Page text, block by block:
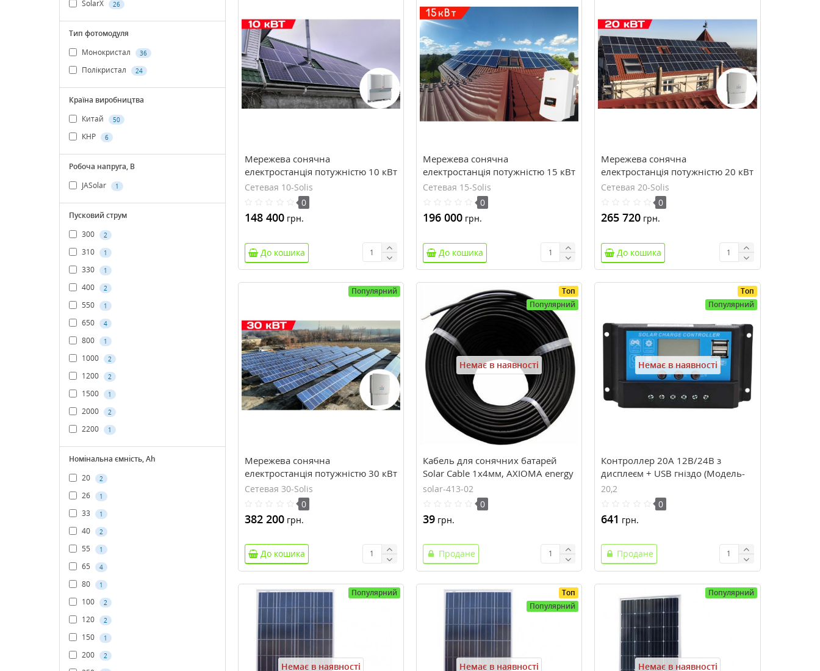
SolarX 26
Тип фотомодуля
Монокристал
36
Полікристал 24
Країна виробництва
Китай
50
КНР 6
Робоча напруга, В
JASolar
1
Пусковий струм
300
2
310 1
330 1
400 2
550 1
650 4
800 1
1000 2
1200 2
1500 1
2000 2
2200 1
Номінальна ємність, Ah
20
2
26 1
33 1
40 2
55 1
65 4
80 1
100 2
120 2
150 1
200 2
Мережева сонячна
електростанція потужністю 10 кВт
Сетевая 10-Solis
0
148 400грн.
До кошика
Мережева сонячна
електростанція потужністю 15 кВт
Сетевая 15-Solis
0
196 000грн.
До кошика
Мережева сонячна
електростанція потужністю 20 кВт
Сетевая 20-Solis
0
265 720 грн.
До кошика
Популярний
Мережева сонячна
електростанція потужністю 30 кВт
Сетевая 30-Solis
0
382 200грн.
До кошика
Топ
Популярний
Немає в наявності
Кабель для сонячних батарей
Solar Cable 1x4мм, AXIOMA energy
solar-413-02
0
39грн.
Продане
Топ
Популярний
Немає в наявності
Контроллер 20А 12В/24В з
дисплеєм + USB гніздо (Модель-
DY2024), JUTA
20,2
0
641 грн.
Продане
Популярний
Немає в наявності
Топ
Популярний
Немає в наявності
Популярний
Немає в наявності